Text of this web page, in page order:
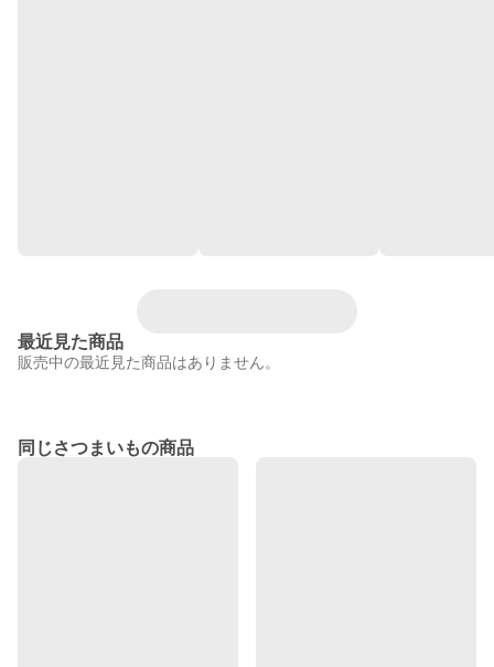
最近見た商品
販売中の最近見た商品はありません。
同じさつまいもの商品